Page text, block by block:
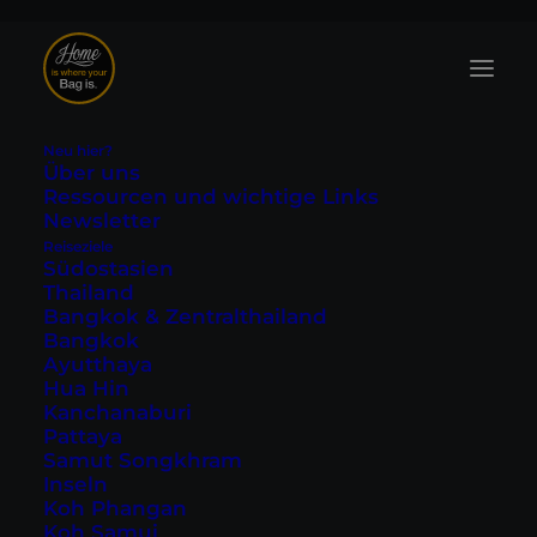
Neu hier?
Über uns
Ressourcen und wichtige Links
Newsletter
Reiseziele
Südostasien
Thailand
Bangkok & Zentralthailand
Bangkok
Ayutthaya
Hua Hin
Kanchanaburi
Pattaya
Samut Songkhram
Inseln
Koh Phangan
Koh Samui
Ein Tag am Mount
Fuji - Ausflug von
Zuletzt aktualisiert: 15. September 2025